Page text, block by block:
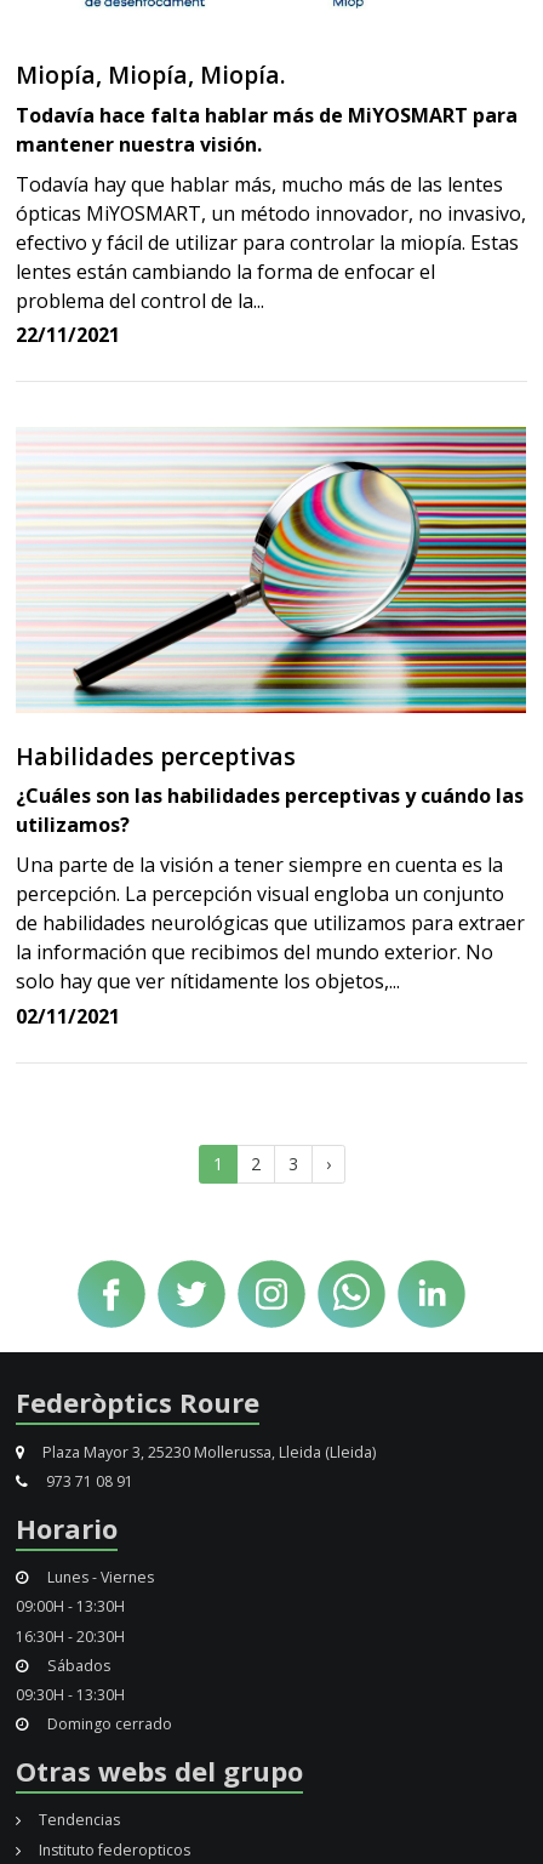
Miopía, Miopía, Miopía.
Todavía hace falta hablar más de MiYOSMART para
mantener nuestra visión.
Todavía hay que hablar más, mucho más de las lentes
ópticas MiYOSMART, un método innovador, no invasivo,
efectivo y fácil de utilizar para controlar la miopía. Estas
lentes están cambiando la forma de enfocar el
problema del control de la...
22/11/2021
Habilidades perceptivas
¿Cuáles son las habilidades perceptivas y cuándo las
utilizamos?
Una parte de la visión a tener siempre en cuenta es la
percepción. La percepción visual engloba un conjunto
de habilidades neurológicas que utilizamos para extraer
la información que recibimos del mundo exterior. No
solo hay que ver nítidamente los objetos,...
02/11/2021
1 (current)
2 3 ›Próxima
página
Federòptics Roure
Plaza Mayor 3, 25230 Mollerussa, Lleida (Lleida)
973 71 08 91
Horario
Lunes - Viernes
09:00H - 13:30H
16:30H - 20:30H
Sábados
09:30H - 13:30H
Domingo cerrado
Otras webs del grupo
Tendencias
Instituto federopticos